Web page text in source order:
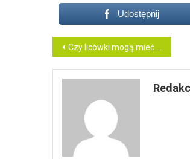
Udostępnij
Nawigacja
wpisu
Czy licówki mogą mieć negatywny wpływ na zęby?